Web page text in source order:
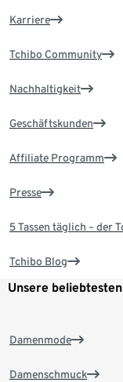
Karriere
Tchibo Community
Nachhaltigkeit
Geschäftskunden
Affiliate Programm
Presse
5 Tassen täglich – der
Tchibo Blog
Unsere
Damenmode
Damenschmuck